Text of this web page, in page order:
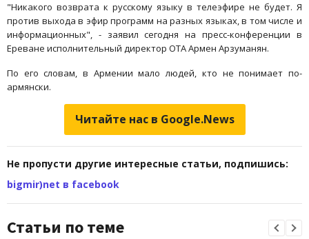
"Никакого возврата к русскому языку в телеэфире не будет. Я
против выхода в эфир программ на разных языках, в том числе и
информационных", - заявил сегодня на пресс-конференции в
Ереване исполнительный директор ОТА Армен Арзуманян.
По его словам, в Армении мало людей, кто не понимает по-
армянски.
Читайте нас в Google.News
Не пропусти другие интересные статьи, подпишись:
bigmir)net в facebook
Статьи по теме